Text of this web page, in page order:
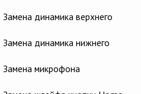
Замена динамика верхнего
Замена динамика нижнего
Замена микрофона